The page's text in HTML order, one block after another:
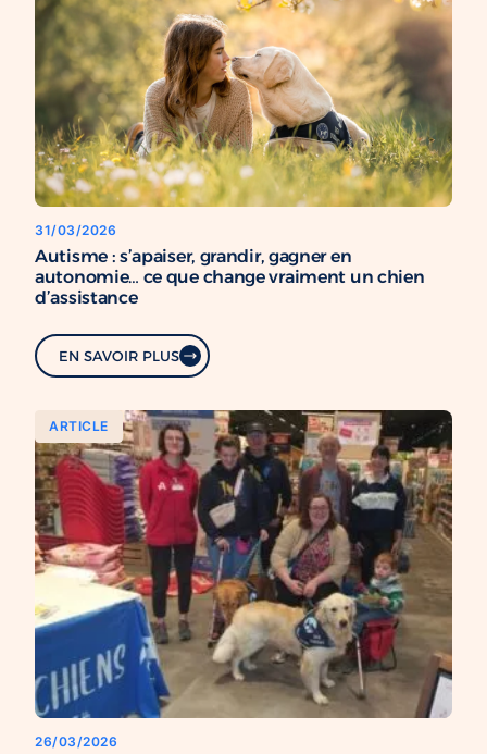
31/03/2026
Autisme : s’apaiser, grandir, gagner en
autonomie… ce que change vraiment un chien
d’assistance
EN SAVOIR PLUS
ARTICLE
26/03/2026